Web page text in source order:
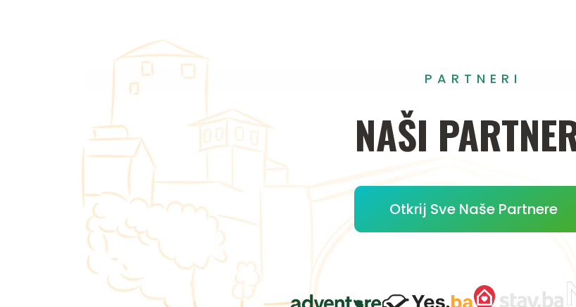
PARTNERI
NAŠI
Otkrij Sve Naše Partnere